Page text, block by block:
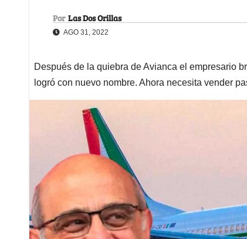
Por Las Dos Orillas
AGO 31, 2022
Después de la quiebra de Avianca el empresario
logró con nuevo nombre. Ahora necesita vender